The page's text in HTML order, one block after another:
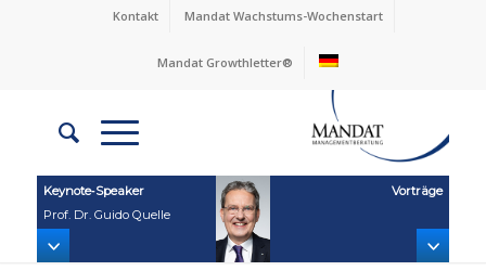
Kontakt Mandat Wachstums-Wochenstart
Mandat Growthletter®
Keynote‑Speaker
Prof. Dr. Guido Quelle
Vorträge